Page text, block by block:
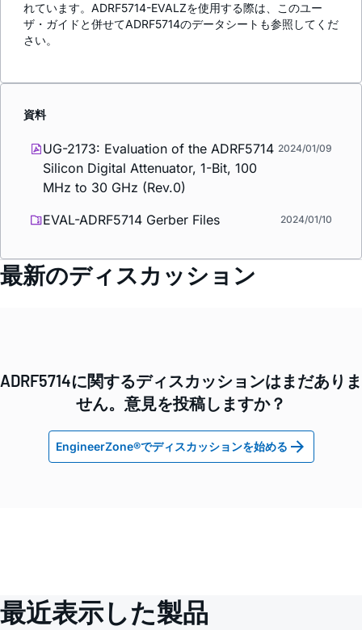
れています。ADRF5714-EVALZを使用する際は、このユー
ザ・ガイドと併せてADRF5714のデータシートも参照してくだ
さい。
資料
UG-2173: Evaluation of the ADRF5714
Silicon Digital Attenuator, 1-Bit, 100
MHz to 30 GHz (Rev.0)
2024/01/09
EVAL-ADRF5714 Gerber Files 2024/01/10
最新のディスカッション
ADRF5714に関するディスカッションはまだありま
せん。意見を投稿しますか？
EngineerZone®でディスカッションを始める
最近表示した製品